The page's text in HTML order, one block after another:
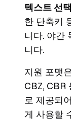
텍스트 선
한 단축키
니다. 야간
니다.
지원 포맷
CBZ, CBR
로 제공되
게 사용할